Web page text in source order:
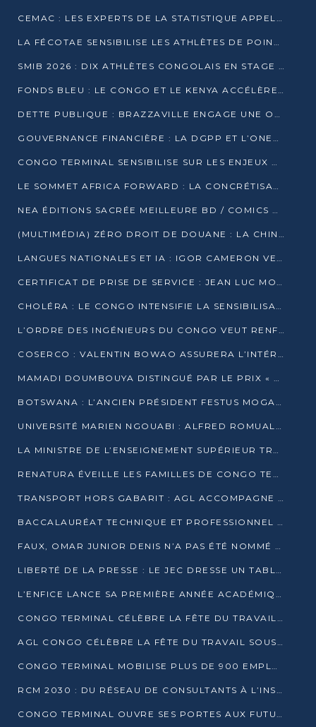
CEMAC : LES EXPERTS DE LA STATISTIQUE APPELLENT À RENFORCER LA SÉCURISATION DES DONNÉES
LA FÉCOTAE SENSIBILISE LES ATHLÈTES DE POINTE-NOIRE À L’HYGIÈNE ALIMENTA
SMIB 2026 : DIX ATHLÈTES CONGOLAIS EN STAGE AU KENYA
FONDS BLEU : LE CONGO ET LE KENYA ACCÉLÈRENT LA MOBILISATION DES FINANCEMENTS
DETTE PUBLIQUE : BRAZZAVILLE ENGAGE UNE OPÉRATION DE RACHAT DE 575 MILLIONS DE DOLLARS
GOUVERNANCE FINANCIÈRE : LA DGPP ET L’ONEC-C VERS UN PARTENARIAT POUR ASSAINIR LES ENTREPRISES PUBLIQUES
CONGO TERMINAL SENSIBILISE SUR LES ENJEUX DE LA SANTÉ MENTALE EN
LE SOMMET AFRICA FORWARD : LA CONCRÉTISATION DE PARTENARIATS ÉQUILIBRÉS ET TOURNÉS VERS L’AVENIR ENTRE LE CONTINENT AFRICAIN ET LA FRANCE
NEA ÉDITIONS SACRÉE MEILLEURE BD / COMICS D’AFRIQUE AU KENYA
(MULTIMÉDIA) ZÉRO DROIT DE DOUANE : LA CHINE ET L’AFRIQUE VERS UNE PROXIMITÉ SANS PRÉCÉDENT (PAPIER GÉNÉRAL)
LANGUES NATIONALES ET IA : IGOR CAMERON VEUT ARRIMER LA STRATÉGIE IA À LA LOI SUR LA RECHERCHE
CERTIFICAT DE PRISE DE SERVICE : JEAN LUC MOUTHOU DÉMENT UNE « FAKE NEWS »
CHOLÉRA : LE CONGO INTENSIFIE LA SENSIBILISATION AU MARCHÉ DE TALANGAÏ
L’ORDRE DES INGÉNIEURS DU CONGO VEUT RENFORCER L’ÉTHIQUE ET LA CRÉDIBILITÉ DE LA PROFESSION
COSERCO : VALENTIN BOWAO ASSURERA L’INTÉRIM À LA TÊTE DU BUREAU EXÉCUTIF NATIONAL
MAMADI DOUMBOUYA DISTINGUÉ PAR LE PRIX « SUPER GRAND BÂTISSEUR BABACAR N’DIAYE »
BOTSWANA : L’ANCIEN PRÉSIDENT FESTUS MOGAE EST MORT À 86 ANS
UNIVERSITÉ MARIEN NGOUABI : ALFRED ROMUALD NGUYA POATY SOUTIENT UNE THÈSE SUR LE PARADOXE DE LA CROISSANCE EN ZONE CEMAC
LA MINISTRE DE L’ENSEIGNEMENT SUPÉRIEUR TRACE SA FEUILLE DE ROUTE
RENATURA ÉVEILLE LES FAMILLES DE CONGO TERMINAL À LA PROTECTION DE L’ENVIRONNEMENT
TRANSPORT HORS GABARIT : AGL ACCOMPAGNE LE DÉVELOPPEMENT DU SECTEUR BRASSICOLE AU CONGO
BACCALAURÉAT TECHNIQUE ET PROFESSIONNEL : 16 352 CANDIDATS LANCÉS DANS LES ÉPREUVES D’EPS
FAUX, OMAR JUNIOR DENIS N’A PAS ÉTÉ NOMMÉ AIDE DE CAMP ADJOINT DE DENIS SASSOU NGUESSO
LIBERTÉ DE LA PRESSE : LE JEC DRESSE UN TABLEAU PRÉOCCUPANT AU CONGO
L’ENFICE LANCE SA PREMIÈRE ANNÉE ACADÉMIQUE AVEC 100 FUTURS ENSEIGNANTS
CONGO TERMINAL CÉLÈBRE LA FÊTE DU TRAVAIL AVEC SES COLLABORATEURS À POINTE-NOIRE
AGL CONGO CÉLÈBRE LA FÊTE DU TRAVAIL SOUS LE SIGNE DE LA COHÉSION
CONGO TERMINAL MOBILISE PLUS DE 900 EMPLOYÉS AUTOUR DE LA SÉCURITÉ AU TRAVAIL
RCM 2030 : DU RÉSEAU DE CONSULTANTS À L’INSTRUMENT DE PUISSANCE EN AFRIQUE FRANCOPHONE
CONGO TERMINAL OUVRE SES PORTES AUX FUTURS INGÉNIEURS AU FORUM DES MÉTIERS D’UCAC-ICAM